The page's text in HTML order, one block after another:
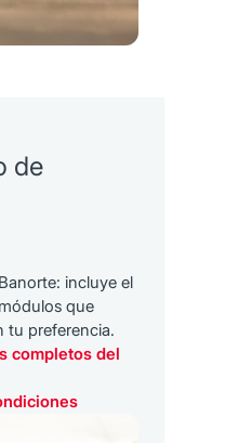
de
incluye el
que
tu preferencia.
completos del